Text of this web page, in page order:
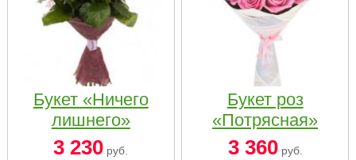
Букет «Ничего
лишнего»
3 230 руб.
Букет роз
«Потрясная»
3 360руб.